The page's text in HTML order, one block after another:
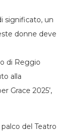
significato, un
donne deve
di Reggio
alla
Grace 2025’,
del Teatro